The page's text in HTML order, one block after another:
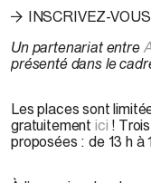
l’Écart, 2023 / © Tricia Enns,
: Stéphanie Lagueux, 2025 /
INSCRIVEZ-
Un partenariat entre
présenté dans le
Les places sont
gratuitement ici !
proposées : de 13 h à